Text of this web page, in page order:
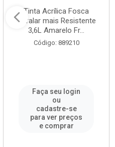
Tinta Acrílica Fosca
Coralar mais Resistente
3,6L Amarelo Fr...
Código: 889210
Faça seu login
ou
cadastre-se
para ver preços
e comprar